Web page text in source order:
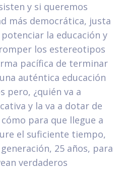
y si queremos
más democrática, justa
la educación y
los estereotipos
pacífica de terminar
auténtica educación
pero, ¿quién va a
y la va a dotar de
para que llegue a
el suficiente tiempo,
25 años, para
verdaderos